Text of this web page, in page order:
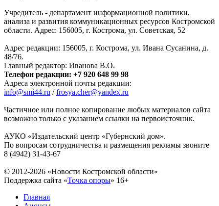
Учредитель - департамент информационной политики,
анализа и развития коммуникационных ресурсов Костромской
области. Адрес: 156005, г. Кострома, ул. Советская, 52
Адрес редакции: 156005, г. Кострома, ул. Ивана Сусанина, д.
48/76.
Главный редактор: Иванова В.О.
Телефон редакции: +7 920 648 99 98
Адреса электронной почты редакции:
info@smi44.ru /frosya.cher@yandex.ru
Частичное или полное копирование любых материалов сайта
возможно только с указанием ссылки на первоисточник.
АУКО «Издательский центр «Губернский дом».
По вопросам сотрудничества и размещения рекламы звоните
8 (4942) 31-43-67
© 2012-2026 «Новости Костромской области»
Поддержка сайта «Точка опоры» 16+
Главная